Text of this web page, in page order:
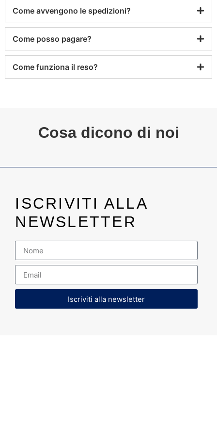
Come avvengono le spedizioni?
Come posso pagare?
Come funziona il reso?
Cosa dicono di noi
ISCRIVITI ALLA
NEWSLETTER
Iscriviti alla newsletter